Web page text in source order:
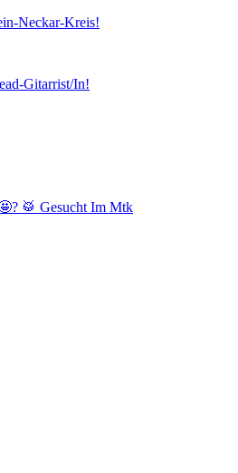
Neckar-Kreis!
Gitarrist/In!
🥁 Gesucht Im Mtk